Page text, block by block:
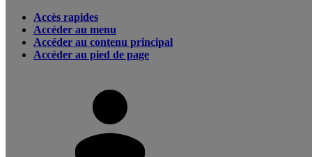
Accès rapides
Accéder au menu
Accéder au contenu principal
Accéder au pied de page